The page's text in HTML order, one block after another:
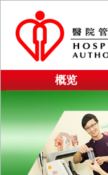
概览